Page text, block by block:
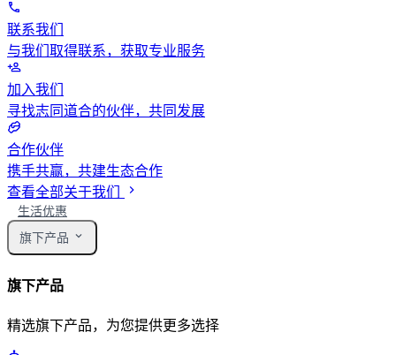
联系我们
与我们取得联系，获取专业服务
加入我们
寻找志同道合的伙伴，共同发展
合作伙伴
携手共赢，共建生态合作
查看全部关于我们
生活优惠
旗下产品
旗下产品
精选旗下产品，为您提供更多选择